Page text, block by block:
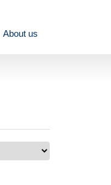
About us